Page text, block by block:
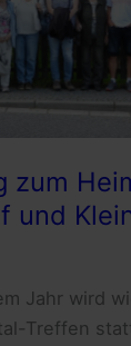
zum
und
Jahr wird
Treffen